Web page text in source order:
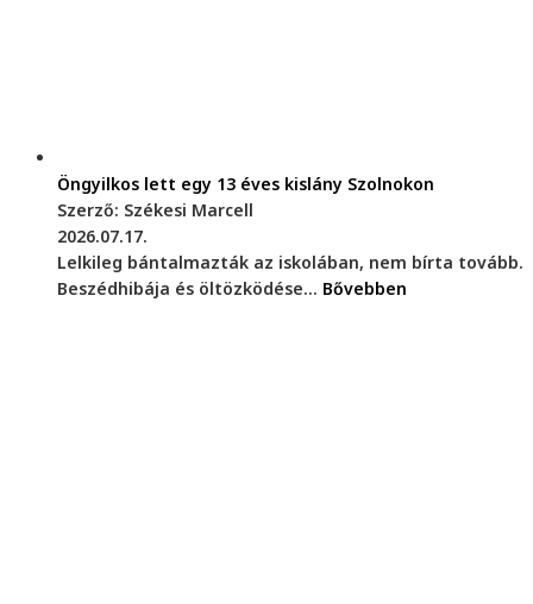
Öngyilkos lett egy 13 éves kislány Szolnokon
Szerző: Székesi Marcell
2026.07.17.
Lelkileg bántalmazták az iskolában, nem bírta tovább.
Beszédhibája és öltözködése... Bővebben